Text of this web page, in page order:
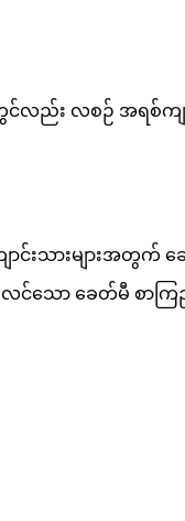
လည်း လစဉ် အရစ်ကျ ပ
ာင်းသားများအတွက် ခ
စုံလင်သော ခေတ်မီ စ